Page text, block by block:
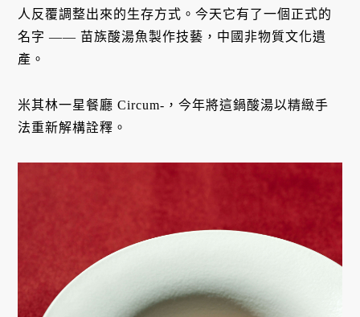
人反覆調整出來的生存方式。今天它有了一個正式的
名字 —— 苗族酸湯魚製作技藝，中國非物質文化遺
產。
米其林一星餐廳 Circum-，今年將這鍋酸湯以精緻手
法重新解構詮釋。